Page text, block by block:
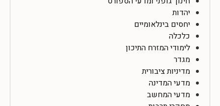
יהדות
יחסים בינלאומיים
כלכלה
לימודי המזרח התיכון
מגדר
מדיניות ציבורית
מדעי המדינה
מדעי המחשב